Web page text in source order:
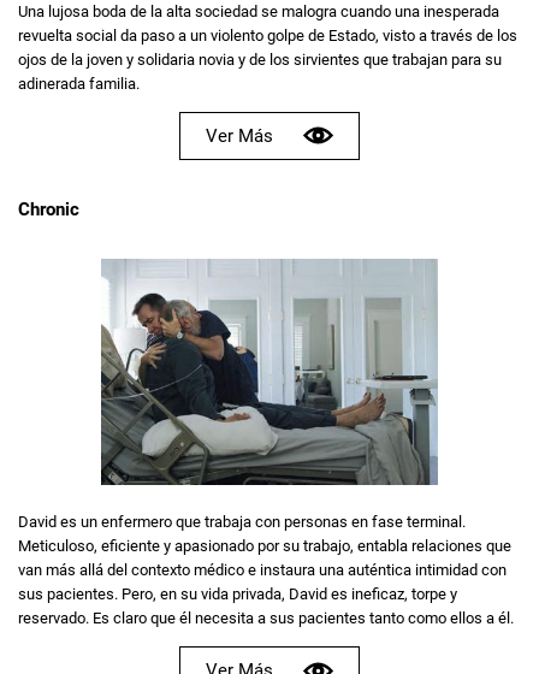
Una lujosa boda de la alta sociedad se malogra cuando una inesperada
revuelta social da paso a un violento golpe de Estado, visto a través de los
ojos de la joven y solidaria novia y de los sirvientes que trabajan para su
adinerada familia.
Ver Más
Chronic
David es un enfermero que trabaja con personas en fase terminal.
Meticuloso, eficiente y apasionado por su trabajo, entabla relaciones que
van más allá del contexto médico e instaura una auténtica intimidad con
sus pacientes. Pero, en su vida privada, David es ineficaz, torpe y
reservado. Es claro que él necesita a sus pacientes tanto como ellos a él.